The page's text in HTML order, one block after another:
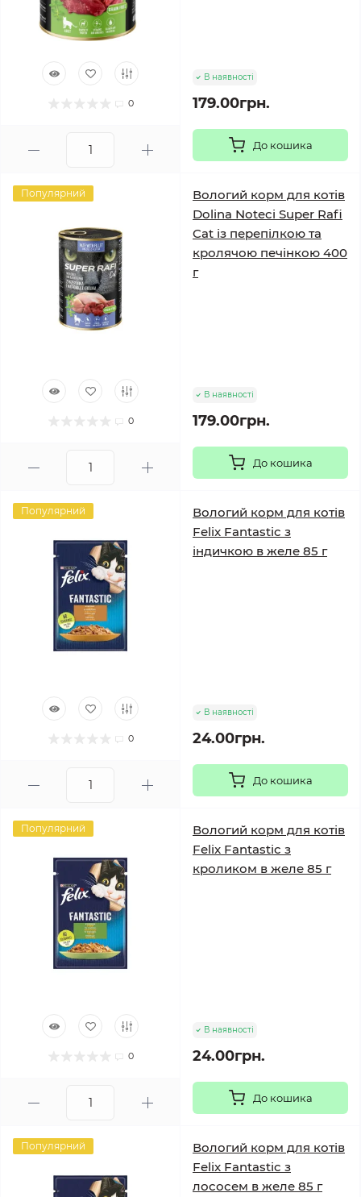
0
В наявності
179.00грн.
До кошика
Популярний
0
Вологий корм для котів
Dolina Noteci Super Rafi
Cat із перепілкою та
кролячою печінкою 400
г
В наявності
179.00грн.
До кошика
Популярний
0
Вологий корм для котів
Felix Fantastic з
індичкою в желе 85 г
В наявності
24.00грн.
До кошика
Популярний
0
Вологий корм для котів
Felix Fantastic з
кроликом в желе 85 г
В наявності
24.00грн.
До кошика
Популярний
Вологий корм для котів
Felix Fantastic з
лососем в желе 85 г